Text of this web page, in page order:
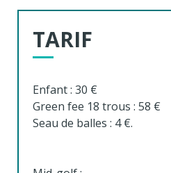
TARIF
Enfant : 30 €
Green fee 18 trous : 58 €
Seau de balles : 4 €.